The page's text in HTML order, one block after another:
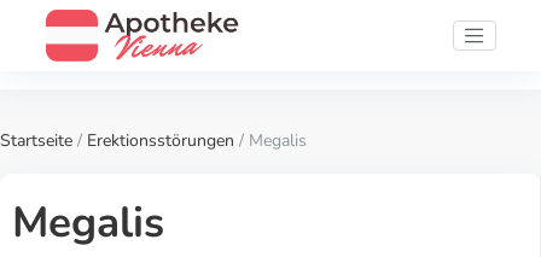
Startseite / Erektionsstörungen / Megalis
Megalis